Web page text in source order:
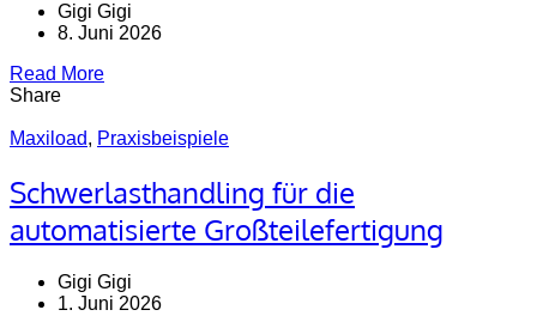
Gigi Gigi
8. Juni 2026
Read More
Share
Maxiload, Praxisbeispiele
Schwerlasthandling für die
automatisierte Großteilefertigung
Gigi Gigi
1. Juni 2026